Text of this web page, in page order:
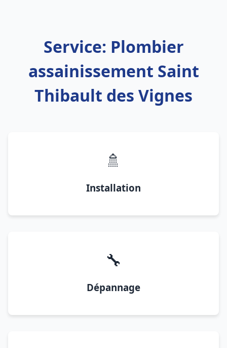
Service: Plombier
assainissement Saint
Thibault des Vignes
🚿
Installation
🔧
Dépannage